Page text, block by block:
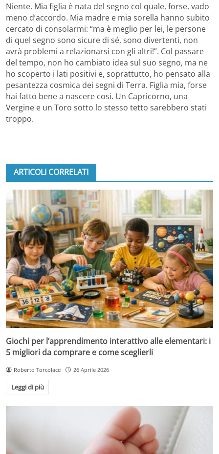
Niente. Mia figlia è nata del segno col quale, forse, vado
meno d’accordo. Mia madre e mia sorella hanno subito
cercato di consolarmi: “ma è meglio per lei, le persone
di quel segno sono sicure di sé, sono divertenti, non
avrà problemi a relazionarsi con gli altri!”. Col passare
del tempo, non ho cambiato idea sul suo segno, ma ne
ho scoperto i lati positivi e, soprattutto, ho pensato alla
pesantezza cosmica dei segni di Terra. Figlia mia, forse
hai fatto bene a nascere così. Un Capricorno, una
Vergine e un Toro sotto lo stesso tetto sarebbero stati
troppo.
ARTICOLI CORRELATI
Giochi per l’apprendimento interattivo alle elementari: i
5 migliori da comprare e come sceglierli
Roberto Torcolacci 26 Aprile 2026
Leggi di più